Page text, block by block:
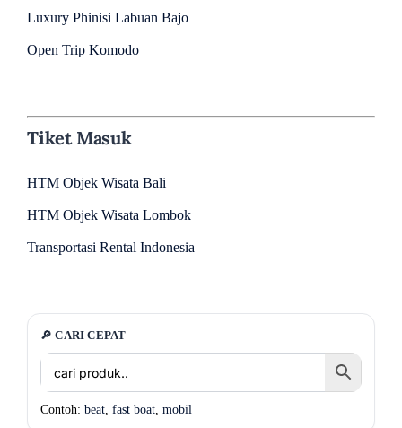
Luxury Phinisi Labuan Bajo
Open Trip Komodo
Tiket Masuk
HTM Objek Wisata Bali
HTM Objek Wisata Lombok
Transportasi Rental Indonesia
🔎 CARI CEPAT
Contoh: beat, fast boat, mobil